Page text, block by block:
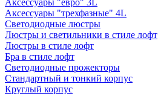
Аксессуары "евро" 3L
Аксессуары "трехфазные" 4L
Светодиодные люстры
Люстры и светильники в стиле лофт
Люстры в стиле лофт
Бра в стиле лофт
Светодиодные прожекторы
Стандартный и тонкий корпус
Круглый корпус